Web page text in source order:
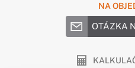
NA
OTÁZKA